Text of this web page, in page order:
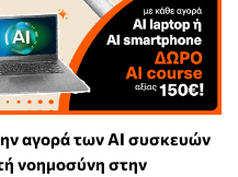
αγορά των AI συσκευών
νοημοσύνη στην